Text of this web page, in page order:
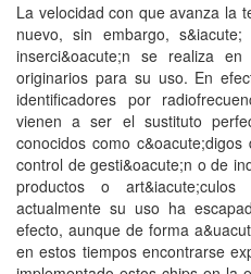
La velocidad con que avanza la
nuevo, sin embargo,
inserci&oacute;n se realiza
originarios para su uso. En
identificadores por
vienen a ser el sustituto
conocidos como
control de gesti&oacute;n o de
productos o
actualmente su uso ha
efecto, aunque de forma
en estos tiempos encontrarse